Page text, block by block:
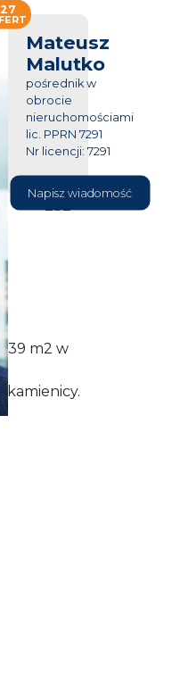
Mateusz
Malutko
pośrednik w
obrocie
nieruchomościami
lic. PPRN 7291
Nr licencji: 7291
604 177
232
Napisz wiadomość
27
m2 w